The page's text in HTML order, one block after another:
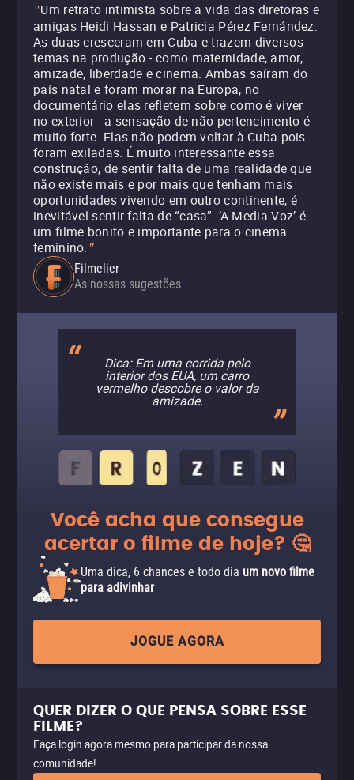
"Um retrato intimista sobre a vida das diretoras e
amigas Heidi Hassan e Patricia Pérez Fernández.
As duas cresceram em Cuba e trazem diversos
temas na produção - como maternidade, amor,
amizade, liberdade e cinema. Ambas saíram do
país natal e foram morar na Europa, no
documentário elas refletem sobre como é viver
no exterior - a sensação de não pertencimento é
muito forte. Elas não podem voltar à Cuba pois
foram exiladas. É muito interessante essa
construção, de sentir falta de uma realidade que
não existe mais e por mais que tenham mais
oportunidades vivendo em outro continente, é
inevitável sentir falta de “casa”. ‘A Media Voz’ é
um filme bonito e importante para o cinema
feminino. "
Filmelier
As nossas sugestões
Dica: Em uma corrida pelo
interior dos EUA, um carro
vermelho descobre o valor da
amizade.
Você acha que consegue
acertar o filme de hoje? 🤔
Uma dica, 6 chances e todo dia um novo filme
para adivinhar
JOGUE AGORA
QUER DIZER O QUE PENSA SOBRE ESSE
FILME?
Faça login agora mesmo para participar da nossa
comunidade!